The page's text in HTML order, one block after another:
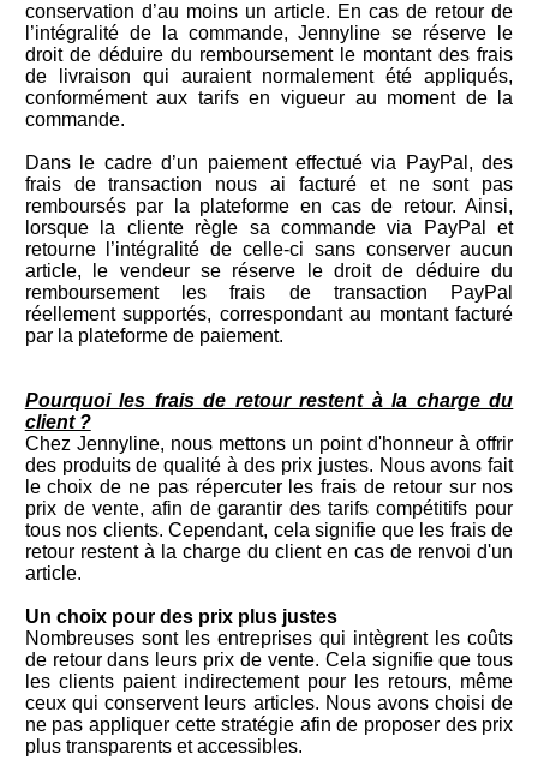
conservation d’au moins un article. En cas de retour de
l’intégralité de la commande, Jennyline se réserve le
droit de déduire du remboursement le montant des frais
de livraison qui auraient normalement été appliqués,
conformément aux tarifs en vigueur au moment de la
commande.
Dans le cadre d’un paiement effectué via PayPal, des
frais de transaction nous ai facturé et ne sont pas
remboursés par la plateforme en cas de retour. Ainsi,
lorsque la cliente règle sa commande via PayPal et
retourne l’intégralité de celle-ci sans conserver aucun
article, le vendeur se réserve le droit de déduire du
remboursement les frais de transaction PayPal
réellement supportés, correspondant au montant facturé
par la plateforme de paiement.
Pourquoi les frais de retour restent à la charge du
client ?
Chez Jennyline, nous mettons un point d'honneur à offrir
des produits de qualité à des prix justes. Nous avons fait
le choix de ne pas répercuter les frais de retour sur nos
prix de vente, afin de garantir des tarifs compétitifs pour
tous nos clients. Cependant, cela signifie que les frais de
retour restent à la charge du client en cas de renvoi d'un
article.
Un choix pour des prix plus justes
Nombreuses sont les entreprises qui intègrent les coûts
de retour dans leurs prix de vente. Cela signifie que tous
les clients paient indirectement pour les retours, même
ceux qui conservent leurs articles. Nous avons choisi de
ne pas appliquer cette stratégie afin de proposer des prix
plus transparents et accessibles.